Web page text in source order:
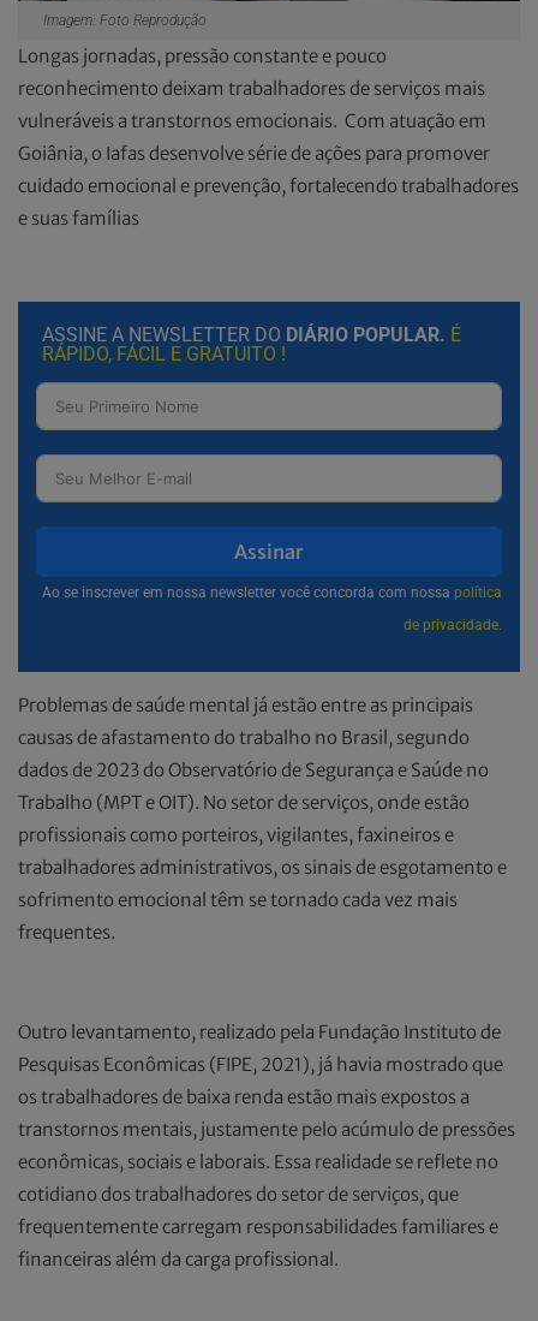
Imagem: Foto Reprodução
Longas jornadas, pressão constante e pouco
reconhecimento deixam trabalhadores de serviços mais
vulneráveis a transtornos emocionais. Com atuação em
Goiânia, o Iafas desenvolve série de ações para promover
cuidado emocional e prevenção, fortalecendo trabalhadores
e suas famílias
ASSINE A NEWSLETTER DO DIÁRIO POPULAR. É
RÁPIDO, FÁCIL E GRATUITO !
Assinar
Ao se inscrever em nossa newsletter você concorda com nossa política
de privacidade.
Problemas de saúde mental já estão entre as principais
causas de afastamento do trabalho no Brasil, segundo
dados de 2023 do Observatório de Segurança e Saúde no
Trabalho (MPT e OIT). No setor de serviços, onde estão
profissionais como porteiros, vigilantes, faxineiros e
trabalhadores administrativos, os sinais de esgotamento e
sofrimento emocional têm se tornado cada vez mais
frequentes.
Outro levantamento, realizado pela Fundação Instituto de
Pesquisas Econômicas (FIPE, 2021), já havia mostrado que
os trabalhadores de baixa renda estão mais expostos a
transtornos mentais, justamente pelo acúmulo de pressões
econômicas, sociais e laborais. Essa realidade se reflete no
cotidiano dos trabalhadores do setor de serviços, que
frequentemente carregam responsabilidades familiares e
financeiras além da carga profissional.